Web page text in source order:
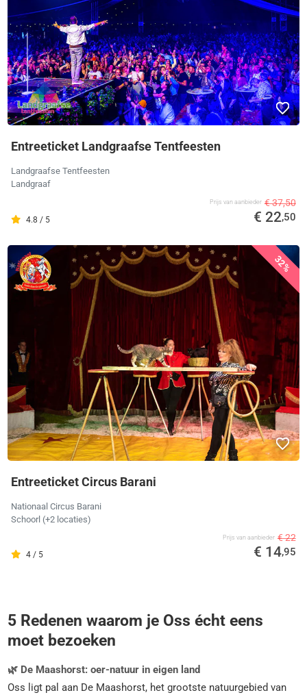
Entreeticket Landgraafse Tentfeesten
Landgraafse Tentfeesten
Landgraaf
4.8 / 5
Prijs van aanbieder € 37,50
€ 22,50
32%
Entreeticket Circus Barani
Nationaal Circus Barani
Schoorl (+2 locaties)
4 / 5
Prijs van aanbieder € 22
€ 14,95
5 Redenen waarom je Oss écht eens
moet bezoeken
🌿 De Maashorst: oer-natuur in eigen land
Oss ligt pal aan De Maashorst, het grootste natuurgebied van